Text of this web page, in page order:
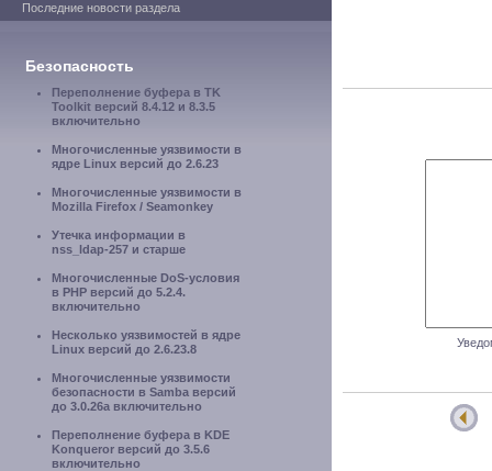
Последние новости раздела
Безопасность
Переполнение буфера в TK
Toolkit версий 8.4.12 и 8.3.5
включительно
Многочисленные уязвимости в
ядре Linux версий до 2.6.23
Многочисленные уязвимости в
Mozilla Firefox / Seamonkey
Утечка информации в
nss_ldap-257 и старше
Многочисленные DoS-условия
в PHP версий до 5.2.4.
включительно
Несколько уязвимостей в ядре
Linux версий до 2.6.23.8
Многочисленные уязвимости
безопасности в Samba версий
до 3.0.26a включительно
Переполнение буфера в KDE
Konqueror версий до 3.5.6
включительно